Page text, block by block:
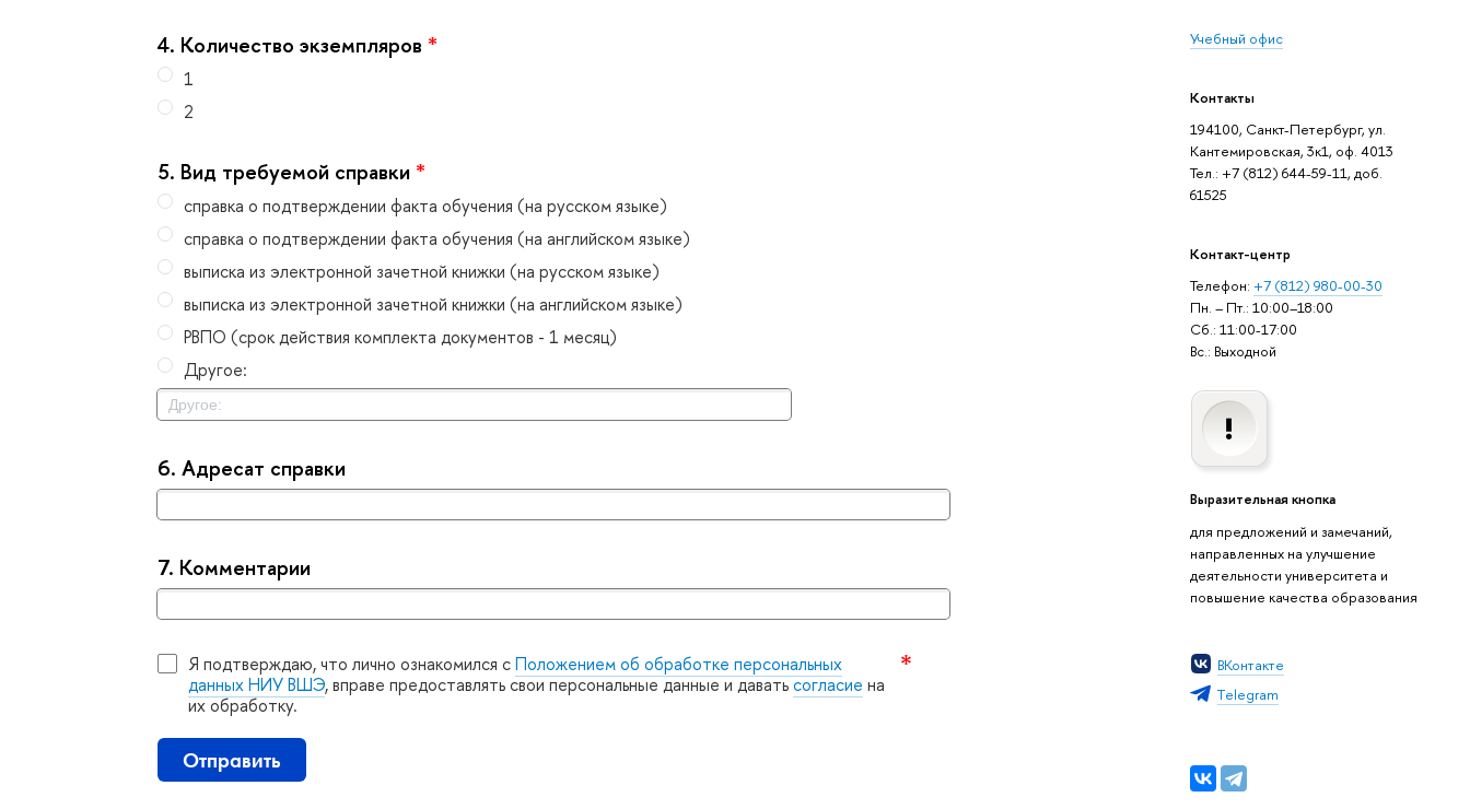
Учебный офис
Контакты
194100, Санкт-Петербург, ул.
Кантемировская, 3к1, оф. 4013
Тел.: +7 (812) 644-59-11, доб.
61525
Контакт-центр
Телефон: +7 (812) 980-00-30
Пн. – Пт.: 10:00–18:00
Сб.: 11:00-17:00
с.: Выходной
ыразительная кнопка
для предложений и замечаний,
направленных на улучшение
деятельности университета и
повышение качества образования
Контакте
Тelegram
4. Количество экземпляро *
1
2
5. ид требуемой справки *
справка о подтверждении факта обучения (на русском языке)
справка о подтверждении факта обучения (на английском языке)
ыписка из электронной зачетной книжки (на русском языке)
ыписка из электронной зачетной книжки (на английском языке)
РВПО (срок действия комплекта документов - 1 месяц)
Другое:
6.Адресат справки
7. Комментарии
Я подтверждаю, что лично ознакомился сПоложением об обработке персональных
данных НИУ ВШЭ, вправе предоставлять свои персональные данные и даватьсогласие на
их обработку.
Отправить